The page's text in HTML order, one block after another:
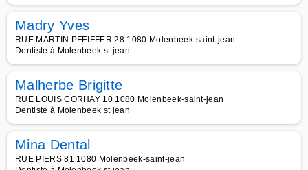
Madry Yves
RUE MARTIN PFEIFFER 28 1080 Molenbeek-saint-jean
Dentiste à Molenbeek st jean
Malherbe Brigitte
RUE LOUIS CORHAY 10 1080 Molenbeek-saint-jean
Dentiste à Molenbeek st jean
Mina Dental
RUE PIERS 81 1080 Molenbeek-saint-jean